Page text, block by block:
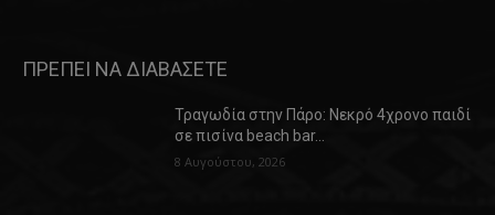
ΠΡΕΠΕΙ ΝΑ ΔΙΑΒΑΣΕΤΕ
Τραγωδία στην Πάρο: Νεκρό 4χρονο παιδί
σε πισίνα beach bar…
8 Αυγούστου, 2026